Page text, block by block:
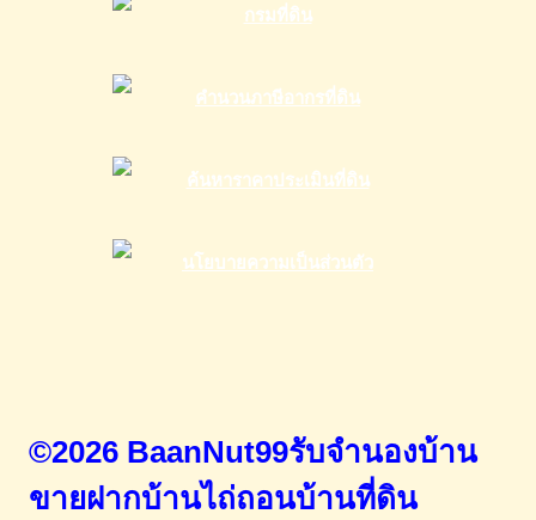
©2026 BaanNut99รับจำนองบ้าน
ขายฝากบ้านไถ่ถอนบ้านที่ดิน